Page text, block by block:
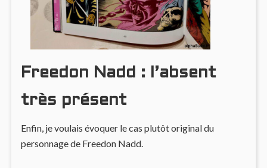
Freedon Nadd : l’absent
très présent
Enfin, je voulais évoquer le cas plutôt original du
personnage de Freedon Nadd.